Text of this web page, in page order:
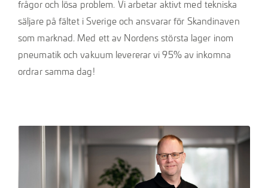
frågor och lösa problem. Vi arbetar aktivt med tekniska
säljare på fältet i Sverige och ansvarar för Skandinaven
som marknad. Med ett av Nordens största lager inom
pneumatik och vakuum levererar vi 95% av inkomna
ordrar samma dag!